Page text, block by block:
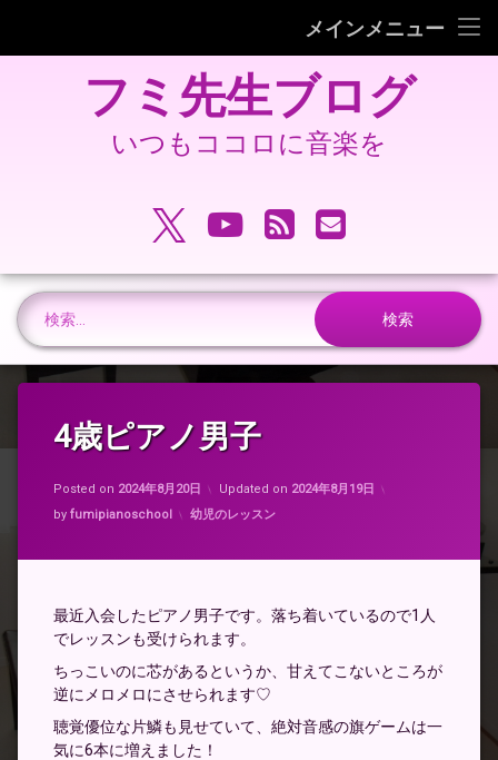
メインメニュー
旧 フミ先生ブログ
旧 フミピアノ教室ホームページ
プ
フミ先生ブログ
いつもココロに音楽を
X.comYouTube
RSS メールアドレ
検索:
4歳ピアノ男子
Posted on 2024年8月20日 Updated on 2024年8月19日
by fumipianoschool カテゴリー:
幼児のレッスン
最近入会したピアノ男子です。落ち着いているので1人
でレッスンも受けられます。
ちっこいのに芯があるというか、甘えてこないところが
逆にメロメロにさせられます♡
聴覚優位な片鱗も見せていて、絶対音感の旗ゲームは一
気に6本に増えました！